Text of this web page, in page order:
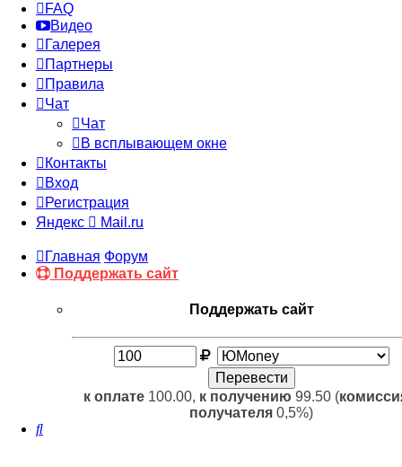
FAQ
Видео
Галерея
Партнеры
Правила
Чат
Чат
В всплывающем окне
Контакты
Вход
Регистрация
Яндекс
Mail.ru
Главная Форум
Поддержать сайт
Поддержать сайт
к оплате100.00, к получению 99.50 (
получателя 0,5%)
Поиск